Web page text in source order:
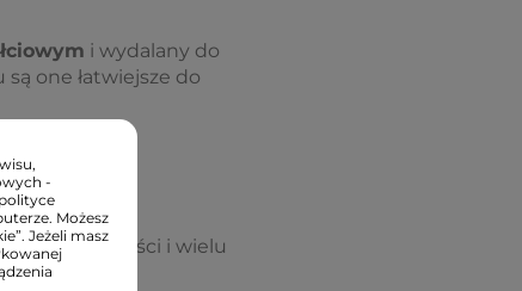
i wydalany do
są one łatwiejsze do
zdrowia kości i wielu
-
Możesz
Jeżeli masz